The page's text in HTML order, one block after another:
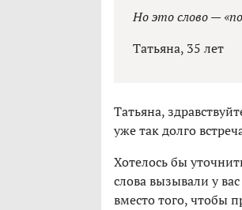
Но это слово —
Татьяна, 35 лет
Татьяна,
уже так долго
Хотелось бы
слова вызывали у
вместо того, чтобы